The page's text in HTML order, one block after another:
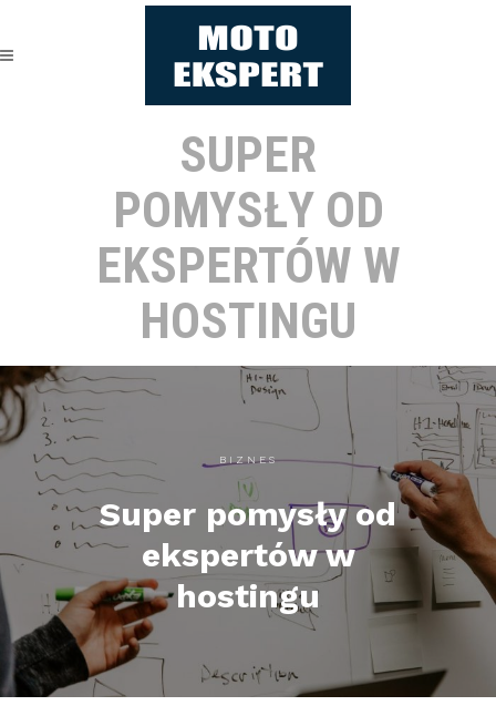
SUPER
POMYSŁY OD
EKSPERTÓW W
HOSTINGU
BIZNES
Super pomysły od
ekspertów w
hostingu